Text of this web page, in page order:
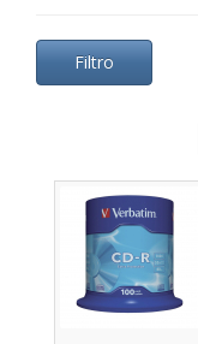
Filtro